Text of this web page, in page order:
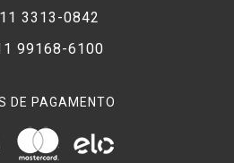
11 3313-0842
99168-6100
DE PAGAMENTO